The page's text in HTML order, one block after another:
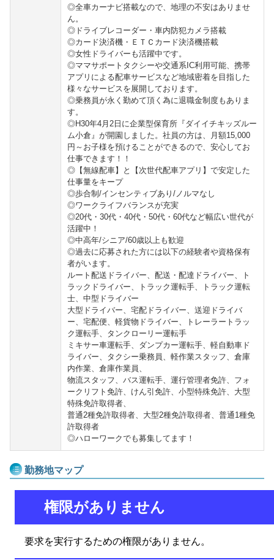
◎全車カーナビ搭載なので、地理の不安はありませ
ん。
◎ドライブレコーダー・車内防犯カメラ搭載
◎カード決済機・ＥＴＣカード決済機搭載
◎女性ドライバーも活躍中です。
◎ママサポートタクシーや交通系IC利用可能、携帯
アプリによる配車サービスなど地域密着を目指した
様々なサービスを展開しております。
◎乗務員が永く勤めて頂く為に退職金制度もありま
す。
◎H30年4月2日に企業型保育所『ダイイチキッズルー
ム小倉』が開園しました。社員の方は、月額15,000
円～お子様を預けることができるので、安心してお
仕事できます！！
◎【無線配車】と【次世代配車アプリ】で安定した
仕事量をキープ
◎歩合制/インセンティブあり/ノルマなし
◎ワークライフバランスが充実
◎20代・30代・40代・50代・60代など幅広い世代が
活躍中！
◎中高年/シニア/60歳以上も歓迎
◎過去に応募された方には以下の経験者や資格保有
者がいます。
ルート配送ドライバー、配送・配達ドライバー、ト
ラックドライバー、トラック運転手、トラック運転
士、中型ドライバー
大型ドライバー、宅配ドライバー、送迎ドライバ
ー、宅配便、軽貨物ドライバー、トレーラートラッ
ク運転手、タンクローリー運転手
ミキサー車運転手、ダンプカー運転手、軽自動車ド
ライバー、タクシー乗務員、軽作業スタッフ、倉庫
内作業、倉庫作業員、
物流スタッフ、バス運転手、運行管理者免許、フォ
ークリフト免許、けん引免許、小型特殊免許、大型
特殊免許取得者、
普通2種免許取得者、大型2種免許取得者、普通1種免
許取得者
◎ハローワークでも募集してます！
勤務地マップ